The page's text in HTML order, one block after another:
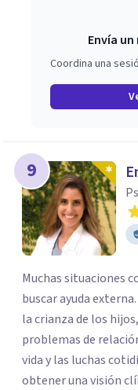
Envía
Coordina una
9
Muchas situaciones
buscar ayuda
la crianza de los
problemas de
vida y las luchas cotidianas .
obtener una visión